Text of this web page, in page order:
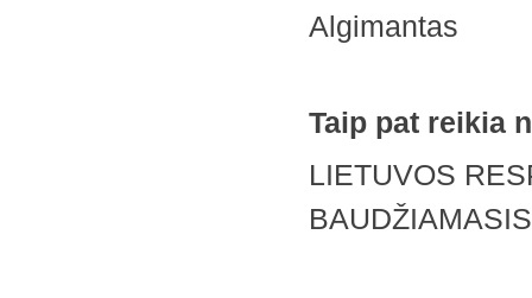
Algimantas
Taip pat reikia
LIETUVOS